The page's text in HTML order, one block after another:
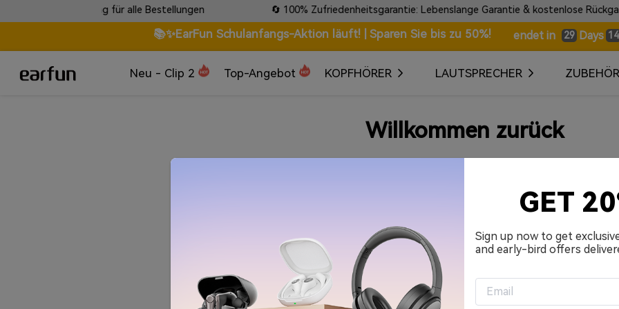
für alle Bestellungen 🔄 100% Zufriedenheitsgarantie: Lebenslange Garantie & kostenlose Rückgabe
📚✨EarFun Schulanfangs-Aktion läuft! | Sparen Sie bis zu 50%! endet in 29 Days 14
Neu - Clip 2 Top-Angebot KOPFHÖRER LAUTSPRECHER ZUBEHÖR
Willkommen zurück
An mich erinnern.
GET
Sign up now to get
and early-bird offers